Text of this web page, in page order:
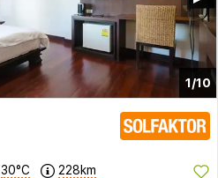
1/10
30°C 228km